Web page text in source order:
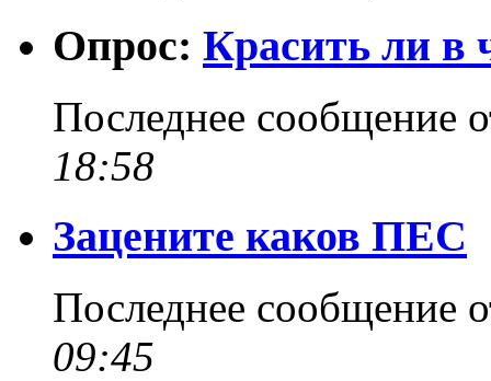
Опрос: Красить ли в
Последнее сообщение
18:58
Зацените каков ПЕС
Последнее сообщение
09:45